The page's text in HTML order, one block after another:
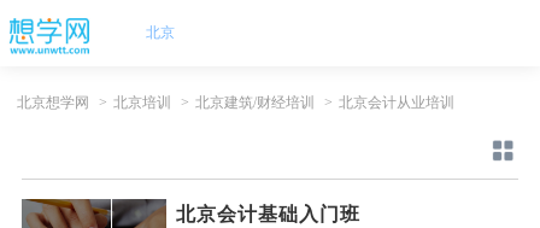
北京
北京想学网 > 北京培训 > 北京建筑/财经培训 > 北京会计从业培训
北京会计基础入门班